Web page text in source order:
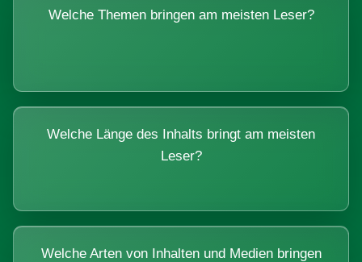
Welche Themen bringen am meisten Leser?
Welche Länge des Inhalts bringt am meisten
Leser?
Welche Arten von Inhalten und Medien bringen